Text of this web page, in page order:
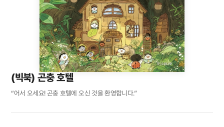
(빅북) 곤충 호텔
“어서 오세요! 곤충 호텔에 오신 것을 환영합니다.”